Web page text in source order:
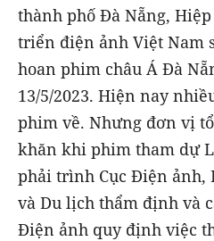
thành phố Đà Nẵng,
triển điện ảnh Việt Nam
hoan phim châu Á Đà
13/5/2023. Hiện nay
phim về. Nhưng đơn vị
khăn khi phim tham dự
phải trình Cục Điện ảnh,
và Du lịch thẩm định và
Điện ảnh quy định việc